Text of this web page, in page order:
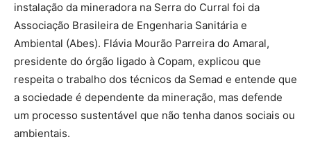
instalação da mineradora na Serra do Curral foi da
Associação Brasileira de Engenharia Sanitária e
Ambiental (Abes). Flávia Mourão Parreira do Amaral,
presidente do órgão ligado à Copam, explicou que
respeita o trabalho dos técnicos da Semad e entende que
a sociedade é dependente da mineração, mas defende
um processo sustentável que não tenha danos sociais ou
ambientais.